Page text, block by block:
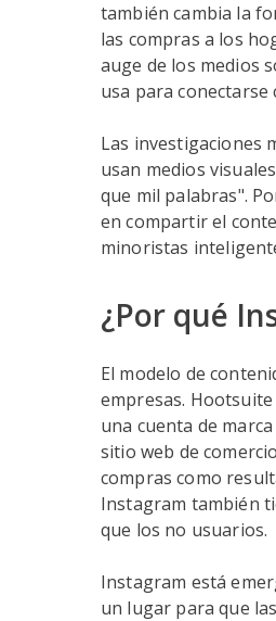
también cambia la
las compras a los
auge de los medios
usa para conectarse
Las investigaciones
usan medios
que mil palabras".
en compartir el
minoristas
¿Por qué
El modelo de
empresas.
una cuenta de
sitio web de
compras como
Instagram también
que los no usuarios.
Instagram está
un lugar para que